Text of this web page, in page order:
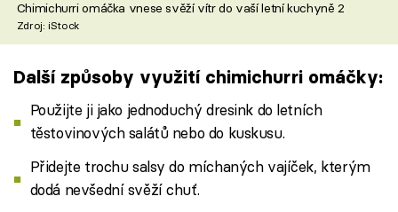
Chimichurri omáčka vnese svěží vítr do vaší letní kuchyně 2
Zdroj: iStock
Další způsoby využití chimichurri omáčky:
Použijte ji jako jednoduchý dresink do letních
těstovinových salátů nebo do kuskusu.
Přidejte trochu salsy do míchaných vajíček, kterým
dodá nevšední svěží chuť.